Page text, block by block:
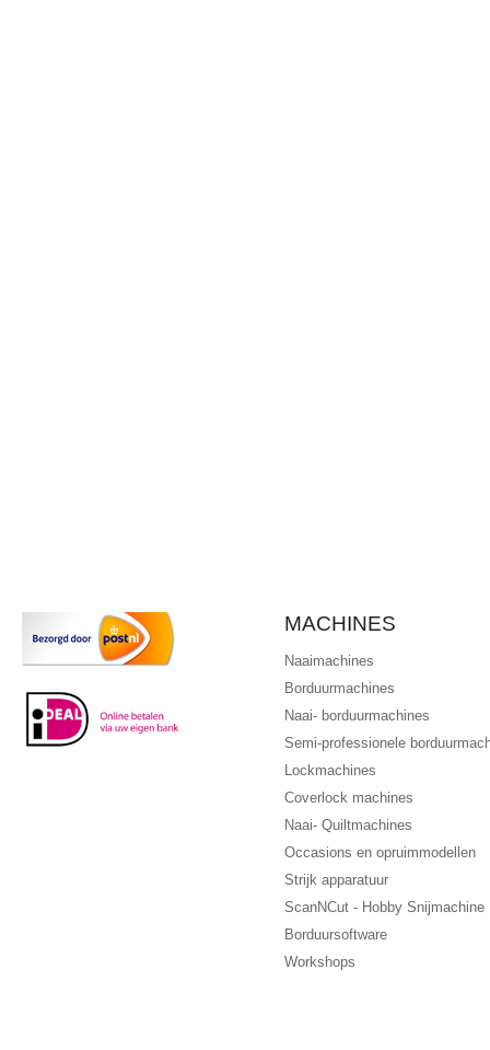
MACHINES
Naaimachines
Borduurmachines
Naai- borduurmachines
Semi-professionele
Lockmachines
Coverlock machines
Naai- Quiltmachines
Occasions en opruimmodellen
Strijk apparatuur
ScanNCut - Hobby Snijmachine
Borduursoftware
Workshops